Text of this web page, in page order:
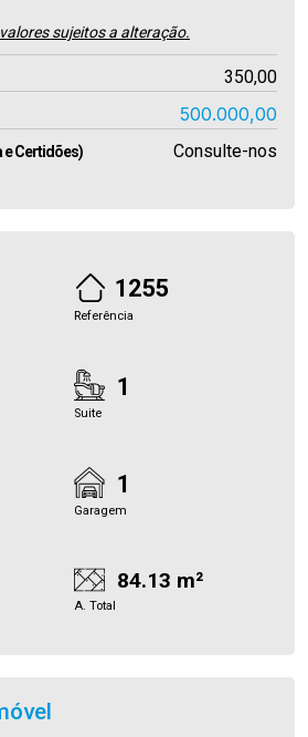
valores sujeitos a alteração.
350,00
500.000,00
e Certidões) Consulte-nos
1255
Referência
1
Suite
1
Garagem
84.13 m²
A. Total